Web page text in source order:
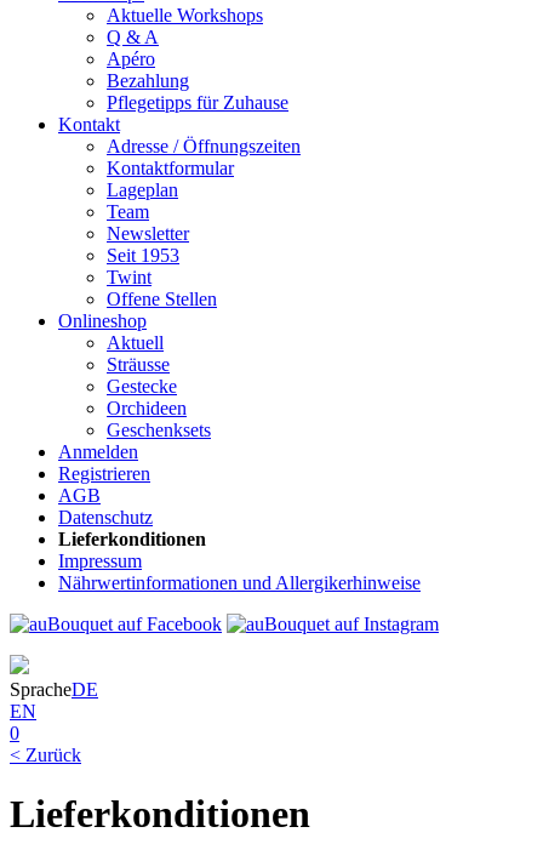
Aktuelle Workshops
Q & A
Apéro
Bezahlung
Pflegetipps für Zuhause
Kontakt
Adresse / Öffnungszeiten
Kontaktformular
Lageplan
Team
Newsletter
Seit 1953
Twint
Offene Stellen
Onlineshop
Aktuell
Sträusse
Gestecke
Orchideen
Geschenksets
Anmelden
Registrieren
AGB
Datenschutz
Lieferkonditionen
Impressum
Nährwertinformationen und Allergikerhinweise
SpracheDE
EN
0
< Zurück
Lieferkonditionen